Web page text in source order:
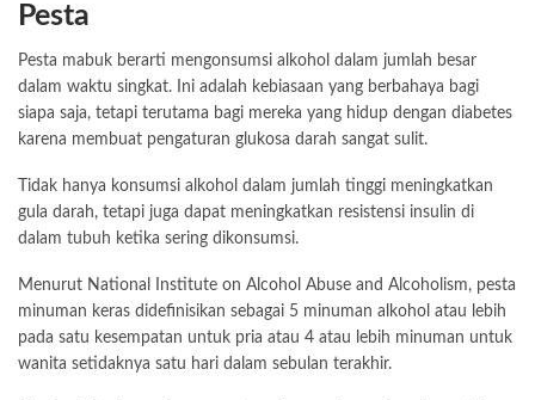
Pesta
Pesta mabuk berarti mengonsumsi alkohol dalam jumlah besar
dalam waktu singkat. Ini adalah kebiasaan yang berbahaya bagi
siapa saja, tetapi terutama bagi mereka yang hidup dengan diabetes
karena membuat pengaturan glukosa darah sangat sulit.
Tidak hanya konsumsi alkohol dalam jumlah tinggi meningkatkan
gula darah, tetapi juga dapat meningkatkan resistensi insulin di
dalam tubuh ketika sering dikonsumsi.
Menurut National Institute on Alcohol Abuse and Alcoholism, pesta
minuman keras didefinisikan sebagai 5 minuman alkohol atau lebih
pada satu kesempatan untuk pria atau 4 atau lebih minuman untuk
wanita setidaknya satu hari dalam sebulan terakhir.